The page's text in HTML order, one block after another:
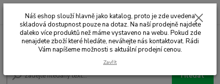
Menu
Hledat
+420 732 707 573 za
Náš eshop slouží hlavně jako katalog, proto je zde uvedena
skladová dostupnost pouze na dotaz. Na naší prodejně najdete
daleko více produktů než máme vystaveno na webu. Pokud zde
nenajdete zboží které hledáte, neváhejte nás kontaktovat. Rádi
Vám napíšeme možnosti s aktuální prodejní cenou.
Zavřít